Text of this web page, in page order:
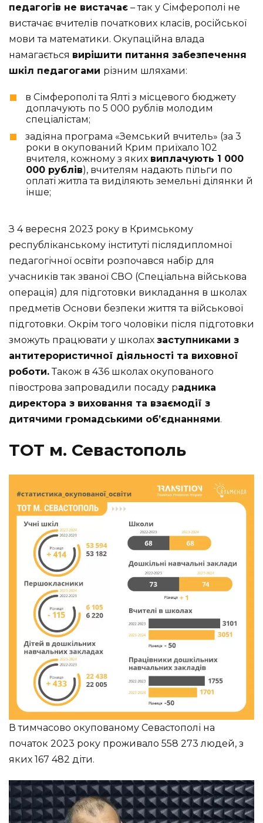
педагогів не вистачає – так у Сімферополі не
вистачає вчителів початкових класів, російської
мови та математики. Окупаційна влада
намагається вирішити питання забезпечення
шкіл педагогами різним шляхами:
в Сімферополі та Ялті з місцевого бюджету
доплачують по 5 000 рублів молодим
спеціалістам;
задіяна програма «Земський вчитель» (за 3
роки в окупований Крим приїхало 102
вчителя, кожному з яких виплачують 1 000
000 рублів), вчителям надають пільги по
оплаті житла та виділяють земельні ділянки й
інше;
З 4 вересня 2023 року в Кримському
республіканському інституті післядипломної
педагогічної освіти розпочався набір для
учасників так званої СВО (Спеціальна військова
операція) для підготовки викладання в школах
предметів Основи безпеки життя та військової
підготовки. Окрім того чоловіки після підготовки
зможуть працювати у школах заступниками з
антитерористичної діяльності та виховної
роботи.Також в 436 школах окупованого
півострова запровадили посаду радника
директора з виховання та взаємодії з
дитячими громадськими об’єднаннями.
ТОТ м. Севастополь
В тимчасово окупованому Севастополі на
початок 2023 року проживало 558 273 людей, з
яких 167 482 діти.